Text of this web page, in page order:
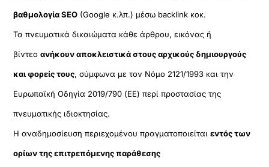
βαθμολογία SEO (Google κ.λπ.) μέσω backlink κοκ.
Τα πνευματικά δικαιώματα κάθε άρθρου, εικόνας ή
βίντεοανήκουν αποκλειστικά στους αρχικούς δημιουργούς
και φορείς τους, σύμφωνα με τον Νόμο 2121/1993 και την
Ευρωπαϊκή Οδηγία 2019/790 (ΕΕ) περί προστασίας της
πνευματικής ιδιοκτησίας.
Η αναδημοσίευση περιεχομένου πραγματοποιείταιεντός των
ορίων της επιτρεπόμενης παράθεσης